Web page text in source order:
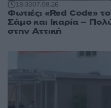
18:3307.08.26
Φωτιές: «Red Code»
Σάμο και Ικαρία –
στην Αττική